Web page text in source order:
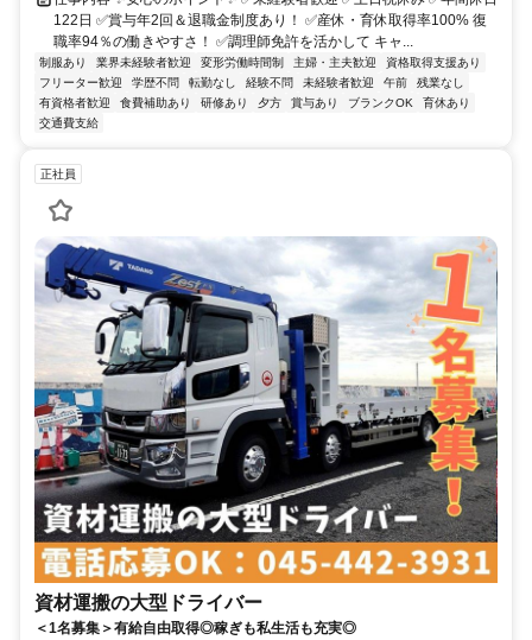
122日 ✅賞与年2回＆退職金制度あり！ ✅産休・育休取得率100% 復
職率94％の働きやすさ！ ✅調理師免許を活かして キャ...
制服あり 業界未経験者歓迎 変形労働時間制 主婦・主夫歓迎
資格取得支援あり
フリーター歓迎
学歴不問 転勤なし 経験不問 未経験者歓迎 午前
残業なし
有資格者歓迎
食費補助あり 研修あり 夕方 賞与あり ブランクOK
育休あり
交通費支給
正社員
資材運搬の大型ドライバー
＜1名募集＞有給自由取得◎稼ぎも私生活も充実◎